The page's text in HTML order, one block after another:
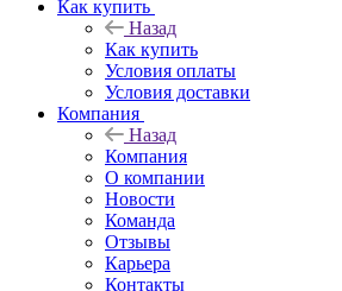
Как купить
Назад
Как купить
Условия оплаты
Условия доставки
Компания
Назад
Компания
О компании
Новости
Команда
Отзывы
Карьера
Контакты